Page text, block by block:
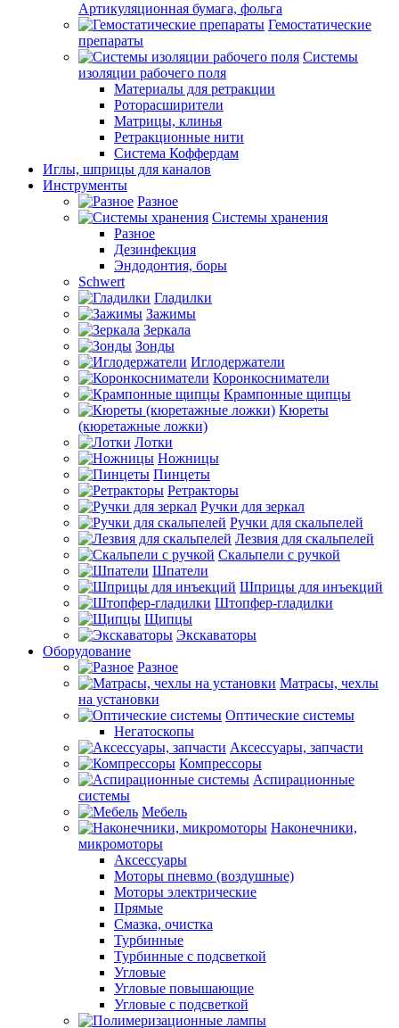
Артикуляционная бумага, фольга
Гемостатические
препараты
Системы
изоляции рабочего поля
Материалы для ретракции
Роторасширители
Матрицы, клинья
Ретракционные нити
Система Коффердам
Иглы, шприцы для каналов
Инструменты
Разное
Системы хранения
Разное
Дезинфекция
Эндодонтия, боры
Schwert
Гладилки
Зажимы
Зеркала
Зонды
Иглодержатели
Коронкосниматели
Крампонные щипцы
Кюреты
(кюретажные ложки)
Лотки
Ножницы
Пинцеты
Ретракторы
Ручки для зеркал
Ручки для скальпелей
Лезвия для скальпелей
Скальпели с ручкой
Шпатели
Шприцы для инъекций
Штопфер-гладилки
Щипцы
Экскаваторы
Оборудование
Разное
Матрасы, чехлы
на установки
Оптические системы
Негатоскопы
Аксессуары, запчасти
Компрессоры
Аспирационные
системы
Мебель
Наконечники,
микромоторы
Аксессуары
Моторы пневмо (воздушные)
Моторы электрические
Прямые
Смазка, очистка
Турбинные
Турбинные с подсветкой
Угловые
Угловые повышающие
Угловые с подсветкой